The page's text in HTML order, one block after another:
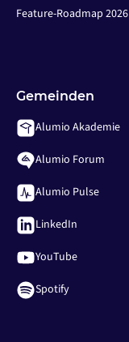
Feature-Roadmap 2026
Gemeinden
Alumio Akademie
Alumio Forum
Alumio Pulse
LinkedIn
YouTube
Spotify